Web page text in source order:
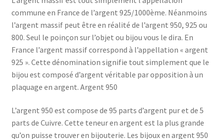
commune en France de l’argent 925/1000ème. Néanmoins
l’argent massif peut être en réalité de l’argent 950, 925 ou
800. Seul le poinçon sur l’objet ou bijou vous le dira. En
France l’argent massif correspond à l’appellation « argent
925 ». Cette dénomination signifie tout simplement que le
bijou est composé d’argent véritable par opposition à un
plaquage en argent. Argent 950
L’argent 950 est compose de 95 parts d’argent pur et de 5
parts de Cuivre. Cette teneur en argent est la plus grande
qu’on puisse trouver en bijouterie. Les bijoux en argent 950